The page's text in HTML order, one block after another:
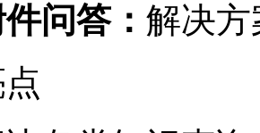
答： 解决方